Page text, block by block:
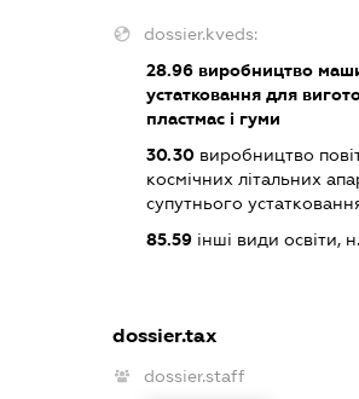
dossier.kveds:
28.96 виробництво
устатковання для
пластмас і гуми
30.30 виробництво
космічних літальних
супутнього
85.59 інші види освіти,
dossier.tax
dossier.staff